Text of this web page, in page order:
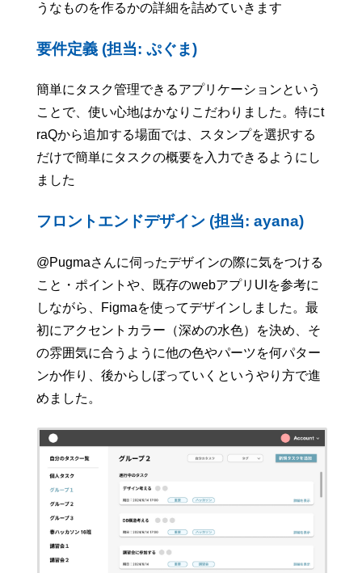
うなものを作るかの詳細を詰めていきます
要件定義 (担当: ぷぐま)
簡単にタスク管理できるアプリケーションという
ことで、使い心地はかなりこだわりました。特にt
raQから追加する場面では、スタンプを選択する
だけで簡単にタスクの概要を入力できるようにし
ました
フロントエンドデザイン (担当: ayana)
@Pugmaさんに伺ったデザインの際に気をつける
こと・ポイントや、既存のwebアプリUIを参考に
しながら、Figmaを使ってデザインしました。最
初にアクセントカラー（深めの水色）を決め、そ
の雰囲気に合うように他の色やパーツを何パター
ンか作り、後からしぼっていくというやり方で進
めました。